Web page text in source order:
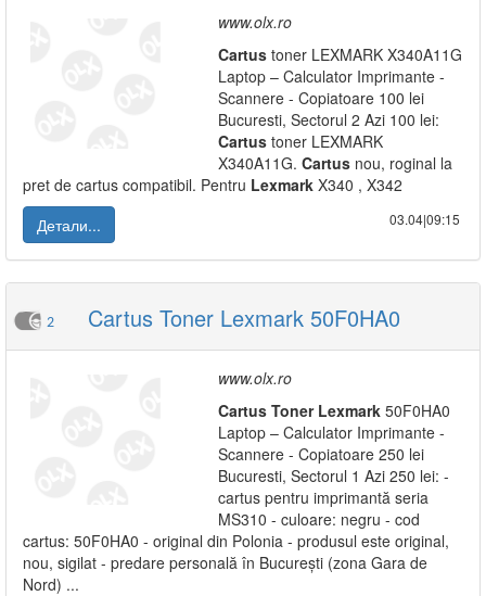
www.olx.ro
Cartus toner LEXMARK X340A11G
Laptop – Calculator Imprimante -
Scannere - Copiatoare 100 lei
Bucuresti, Sectorul 2 Azi 100 lei:
Cartus toner LEXMARK
X340A11G. Cartus nou, roginal la
pret de cartus compatibil. Pentru Lexmark X340 , X342
Детали...
03.04|09:15
2 Cartus Toner Lexmark 50F0HA0
www.olx.ro
Cartus Toner Lexmark 50F0HA0
Laptop – Calculator Imprimante -
Scannere - Copiatoare 250 lei
Bucuresti, Sectorul 1 Azi 250 lei: -
cartus pentru imprimantă seria
MS310 - culoare: negru - cod
cartus: 50F0HA0 - original din Polonia - produsul este original,
nou, sigilat - predare personală în București (zona Gara de
Nord) ...